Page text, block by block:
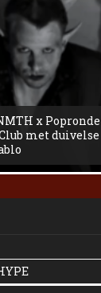
x
Club met